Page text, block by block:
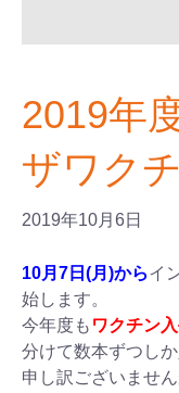
2019年
ザワク
2019年10月6日
10月7日(月)からイ
始します。
今年度も ワクチン
分けて数本ずつし
申し訳ございません